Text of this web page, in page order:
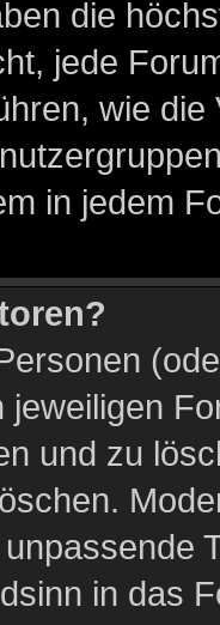
die
jede
wie
in jedem
und zu
in das